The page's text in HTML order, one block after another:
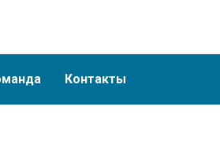
Контакты